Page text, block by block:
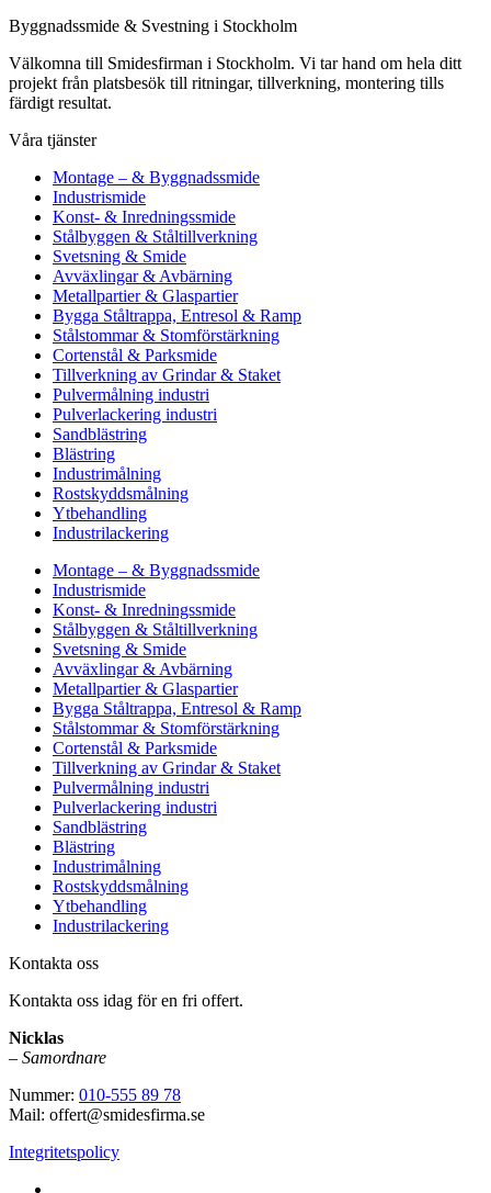
Byggnadssmide & Svestning i Stockholm
Välkomna till Smidesfirman i Stockholm. Vi tar hand om hela ditt
projekt från platsbesök till ritningar, tillverkning, montering tills
färdigt resultat.
Våra tjänster
Montage – & Byggnadssmide
Industrismide
Konst- & Inredningssmide
Stålbyggen & Ståltillverkning
Svetsning & Smide
Avväxlingar & Avbärning
Metallpartier & Glaspartier
Bygga Ståltrappa, Entresol & Ramp
Stålstommar & Stomförstärkning
Cortenstål & Parksmide
Tillverkning av Grindar & Staket
Pulvermålning industri
Pulverlackering industri
Sandblästring
Blästring
Industrimålning
Rostskyddsmålning
Ytbehandling
Industrilackering
Montage – & Byggnadssmide
Industrismide
Konst- & Inredningssmide
Stålbyggen & Ståltillverkning
Svetsning & Smide
Avväxlingar & Avbärning
Metallpartier & Glaspartier
Bygga Ståltrappa, Entresol & Ramp
Stålstommar & Stomförstärkning
Cortenstål & Parksmide
Tillverkning av Grindar & Staket
Pulvermålning industri
Pulverlackering industri
Sandblästring
Blästring
Industrimålning
Rostskyddsmålning
Ytbehandling
Industrilackering
Kontakta oss
Kontakta oss idag för en fri offert.
Nicklas
– Samordnare
Nummer: 010-555 89 78
Mail: offert@smidesfirma.se
Integritetspolicy